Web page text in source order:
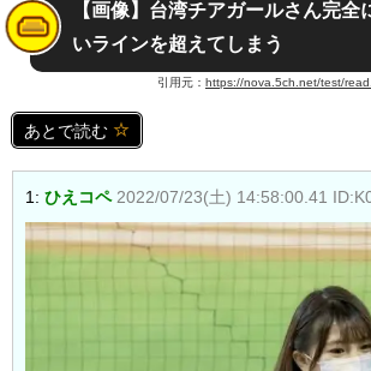
【画像】台湾チアガールさん完全
いラインを超えてしまう
引用元： https://nova.5ch.net/test/
あとで読む
1: ひえコペ 2022/07/23(土) 14:58:00.41